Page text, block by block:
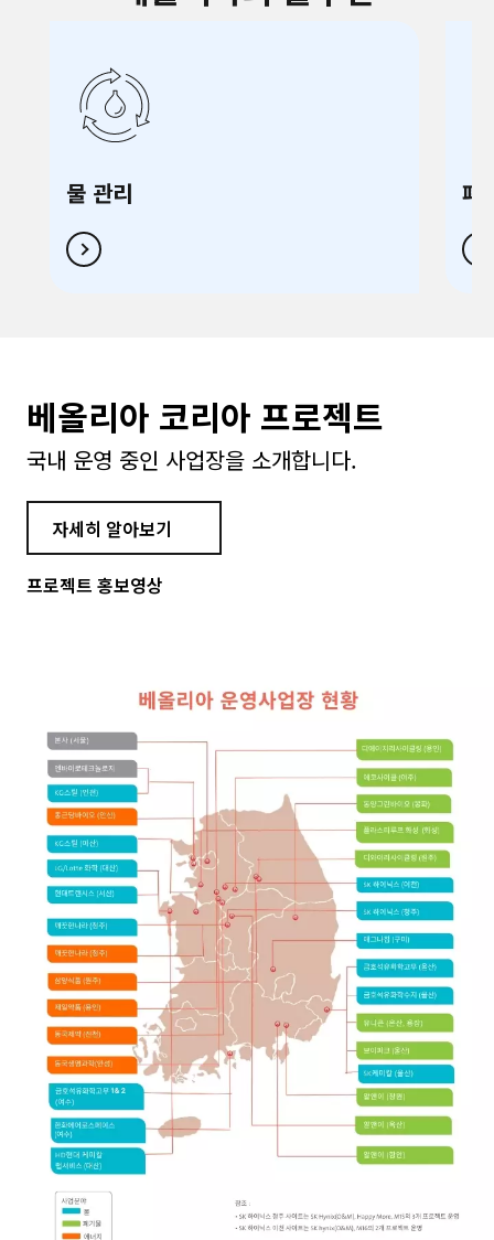
물 관리 폐
베올리아 코리아 프로젝트
국내 운영 중인 사업장을 소개합니다.
자세히 알아보기
프로젝트 홍보영상